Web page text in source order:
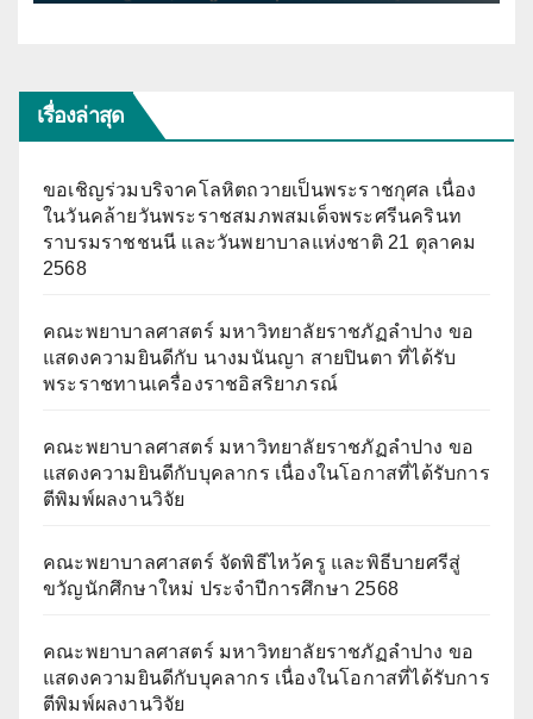
เรื่องล่าสุด
ขอเชิญร่วมบริจาคโลหิตถวายเป็นพระราชกุศล เนื่อง
ในวันคล้ายวันพระราชสมภพสมเด็จพระศรีนครินท
ราบรมราชชนนี และวันพยาบาลแห่งชาติ 21 ตุลาคม
2568
คณะพยาบาลศาสตร์ มหาวิทยาลัยราชภัฏลำปาง ขอ
แสดงความยินดีกับ นางมนันญา สายปินตา ที่ได้รับ
พระราชทานเครื่องราชอิสริยาภรณ์
คณะพยาบาลศาสตร์ มหาวิทยาลัยราชภัฏลำปาง ขอ
แสดงความยินดีกับบุคลากร เนื่องในโอกาสที่ได้รับการ
ตีพิมพ์ผลงานวิจัย
คณะพยาบาลศาสตร์ จัดพิธีไหว้ครู และพิธีบายศรีสู่
ขวัญนักศึกษาใหม่ ประจำปีการศึกษา 2568
คณะพยาบาลศาสตร์ มหาวิทยาลัยราชภัฏลำปาง ขอ
แสดงความยินดีกับบุคลากร เนื่องในโอกาสที่ได้รับการ
ตีพิมพ์ผลงานวิจัย